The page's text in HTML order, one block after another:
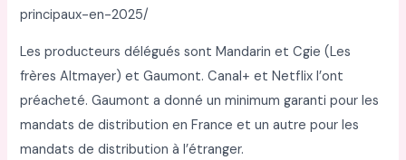
principaux-en-2025/
Les producteurs délégués sont Mandarin et Cgie (Les
frères Altmayer) et Gaumont. Canal+ et Netflix l’ont
préacheté. Gaumont a donné un minimum garanti pour les
mandats de distribution en France et un autre pour les
mandats de distribution à l’étranger.